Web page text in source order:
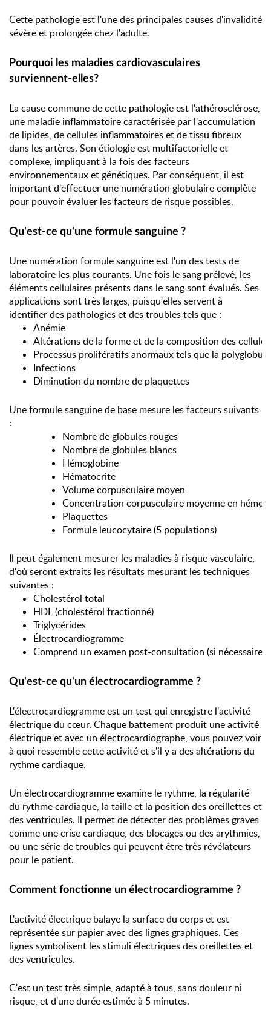
Cette pathologie est l'une des principales causes d'invalidité
sévère et prolongée chez l'adulte.
Pourquoi les maladies cardiovasculaires
surviennent-elles?
La cause commune de cette pathologie est l'athérosclérose,
une maladie inflammatoire caractérisée par l'accumulation
de lipides, de cellules inflammatoires et de tissu fibreux
dans les artères. Son étiologie est multifactorielle et
complexe, impliquant à la fois des facteurs
environnementaux et génétiques. Par conséquent, il est
important d'effectuer une numération globulaire complète
pour pouvoir évaluer les facteurs de risque possibles.
Qu'est-ce qu'une formule sanguine ?
Une numération formule sanguine est l'un des tests de
laboratoire les plus courants. Une fois le sang prélevé, les
éléments cellulaires présents dans le sang sont évalués. Ses
applications sont très larges, puisqu'elles servent à
identifier des pathologies et des troubles tels que :
Anémie
Altérations de la forme et de la composition des
Processus prolifératifs anormaux tels que la
Infections
Diminution du nombre de plaquettes
Une formule sanguine de base mesure les facteurs suivants
:
Nombre de globules rouges
Nombre de globules blancs
Hémoglobine
Hématocrite
Volume corpusculaire moyen
Concentration corpusculaire moyenne en
Plaquettes
Formule leucocytaire (5 populations)
Il peut également mesurer les maladies à risque vasculaire,
d'où seront extraits les résultats mesurant les techniques
suivantes :
Cholestérol total
HDL (cholestérol fractionné)
Triglycérides
Électrocardiogramme
Comprend un examen post-consultation (si nécessaire)
Qu'est-ce qu'un électrocardiogramme ?
L'électrocardiogramme est un test qui enregistre l'activité
électrique du cœur. Chaque battement produit une activité
électrique et avec un électrocardiographe, vous pouvez voir
à quoi ressemble cette activité et s'il y a des altérations du
rythme cardiaque.
Un électrocardiogramme examine le rythme, la régularité
du rythme cardiaque, la taille et la position des oreillettes et
des ventricules. Il permet de détecter des problèmes graves
comme une crise cardiaque, des blocages ou des arythmies,
ou une série de troubles qui peuvent être très révélateurs
pour le patient.
Comment fonctionne un électrocardiogramme ?
L'activité électrique balaye la surface du corps et est
représentée sur papier avec des lignes graphiques. Ces
lignes symbolisent les stimuli électriques des oreillettes et
des ventricules.
C'est un test très simple, adapté à tous, sans douleur ni
risque, et d'une durée estimée à 5 minutes.